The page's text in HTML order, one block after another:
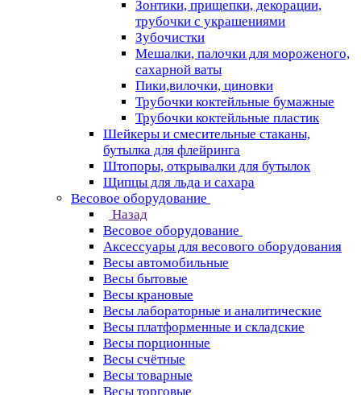
Зонтики, прищепки, декорации,
трубочки с украшениями
Зубочистки
Мешалки, палочки для мороженого,
сахарной ваты
Пики,вилочки, циновки
Трубочки коктейльные бумажные
Трубочки коктейльные пластик
Шейкеры и смесительные стаканы,
бутылка для флейринга
Штопоры, открывалки для бутылок
Щипцы для льда и сахара
Весовое оборудование
Назад
Весовое оборудование
Аксессуары для весового оборудования
Весы автомобильные
Весы бытовые
Весы крановые
Весы лабораторные и аналитические
Весы платформенные и складские
Весы порционные
Весы счётные
Весы товарные
Весы торговые